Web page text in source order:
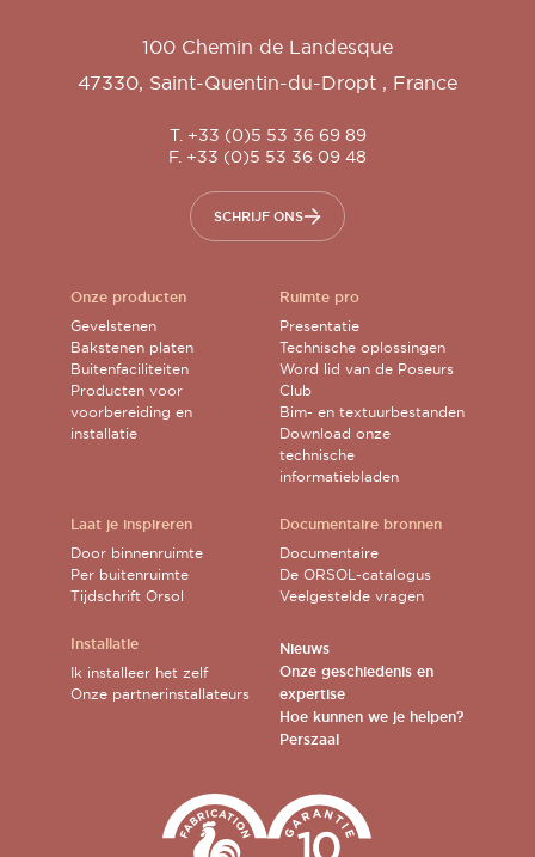
100 Chemin de Landesque
47330, Saint-Quentin-du-Dropt , France
T. +33 (0)5 53 36 69 89
F. +33 (0)5 53 36 09 48
SCHRIJF ONS
Onze producten
Gevelstenen
Bakstenen platen
Buitenfaciliteiten
Producten voor
voorbereiding en
installatie
Laat je inspireren
Door binnenruimte
Per buitenruimte
Tijdschrift Orsol
Installatie
Ik installeer het zelf
Onze partnerinstallateurs
Ruimte pro
Presentatie
Technische oplossingen
Word lid van de Poseurs
Club
Bim- en textuurbestanden
Download onze
technische
informatiebladen
Documentaire bronnen
Documentaire
De ORSOL-catalogus
Veelgestelde vragen
Nieuws
Onze geschiedenis en
expertise
Hoe kunnen we je helpen?
Perszaal